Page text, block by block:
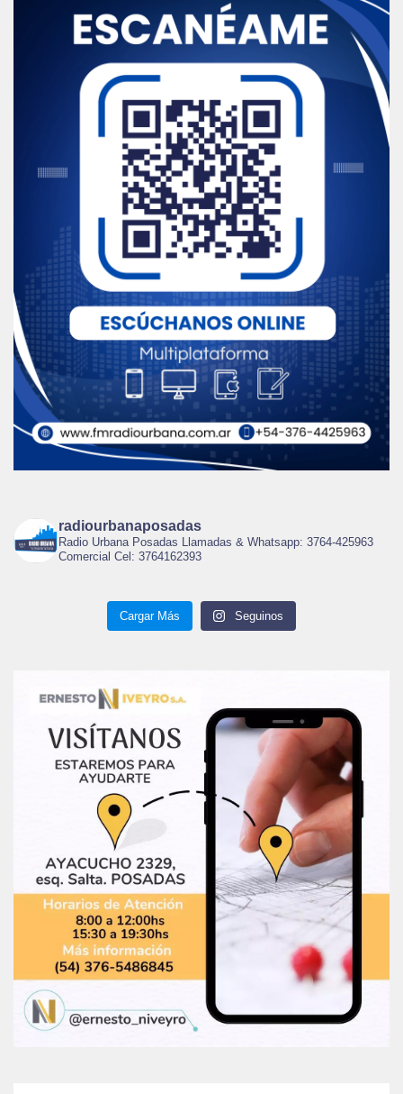
radiourbanaposadas
Radio Urbana Posadas Llamadas & Whatsapp: 3764-425963
Comercial Cel: 3764162393
Cargar Más Seguinos